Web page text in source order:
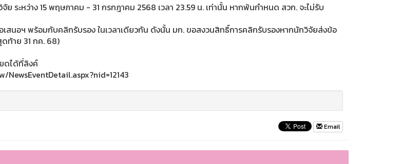
จัย ระหว่าง 15 พฤษภาคม - 31 กรกฎาคม 2568 เวลา 23.59 น. เท่านั้น หากพ้นกำหนด สวก. จะไม่รับ
สนอฯ พร้อมกับคลิกรับรอง ในเวลาเดียวกัน ดังนั้น มก. ขอสงวนสิทธิ์การคลิกรับรองหากนักวิจัยส่งข้อ
ดท้าย 31 กค. 68)
ดได้ที่ลิงค์
Email